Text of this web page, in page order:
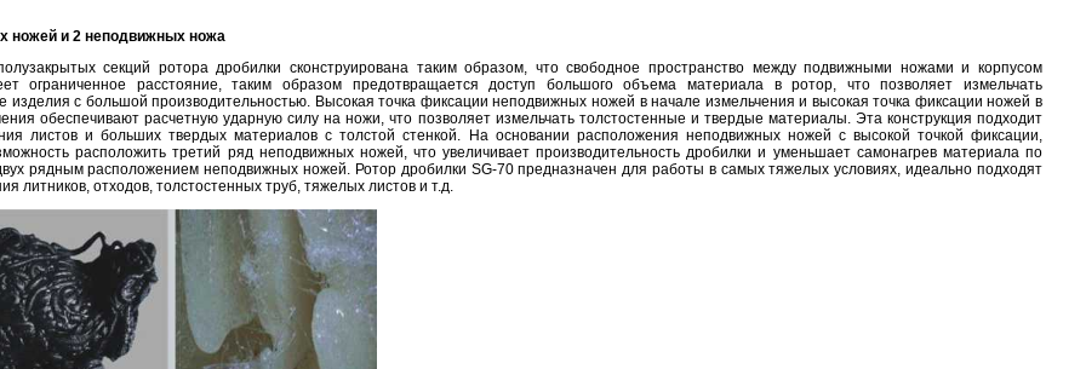
ножей и 2 неподвижных ножа
секций ротора дробилки сконструирована таким образом, что свободное пространство между подвижными ножами и корпусом
ограниченное расстояние, таким образом предотвращается доступ большого объема материала в ротор, что позволяет измельчать
изделия с большой производительностью. Высокая точка фиксации неподвижных ножей в начале измельчения и высокая точка фиксации ножей в
обеспечивают расчетную ударную силу на ножи, что позволяет измельчать толстостенные и твердые материалы. Эта конструкция подходит
листов и больших твердых материалов с толстой стенкой. На основании расположения неподвижных ножей с высокой точкой фиксации,
расположить третий ряд неподвижных ножей, что увеличивает производительность дробилки и уменьшает самонагрев материала по
рядным расположением неподвижных ножей. Ротор дробилки SG-70 предназначен для работы в самых тяжелых условиях, идеально подходят
литников, отходов, толстостенных труб, тяжелых листов и т.д.